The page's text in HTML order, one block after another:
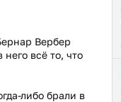
Вербер
всё то, что
либо брали в